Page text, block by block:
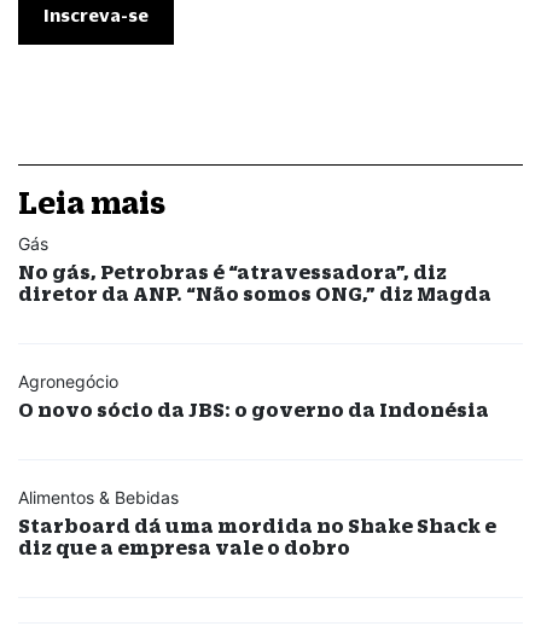
Leia mais
Gás
No gás, Petrobras é “atravessadora”, diz
diretor da ANP. “Não somos ONG,” diz Magda
Agronegócio
O novo sócio da JBS: o governo da Indonésia
Alimentos & Bebidas
Starboard dá uma mordida no Shake Shack e
diz que a empresa vale o dobro